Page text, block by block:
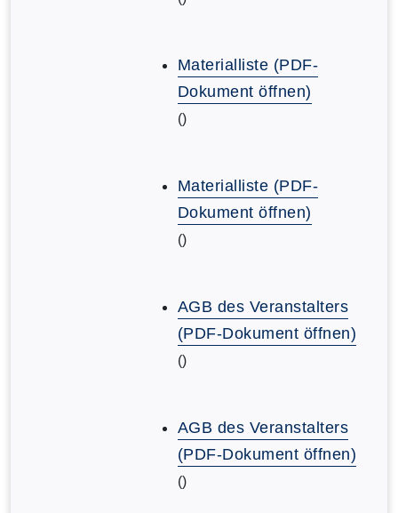
Materialliste (PDF-
Dokument öffnen)
()
Materialliste (PDF-
Dokument öffnen)
()
AGB des Veranstalters
(PDF-Dokument öffnen)
()
AGB des Veranstalters
(PDF-Dokument öffnen)
()